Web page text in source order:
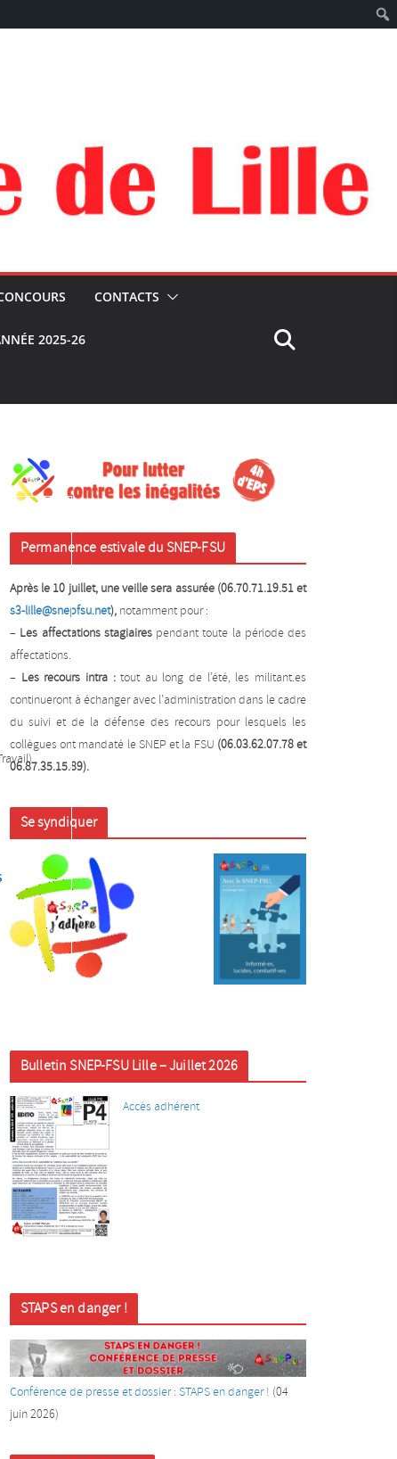
CONTACTS
2025-26
Permanence estivale du SNEP-FSU
Après le 10 juillet, une veille sera assurée (06.70.71.19.51 et
s3-lille@snepfsu.net), notamment pour :
– Les affectations stagiairespendant toute la période des
affectations.
– Les recours intra :tout au long de l’été, les militant.es
continueront à échanger avec l’administration dans le cadre
du suivi et de la défense des recours pour lesquels les
collègues ont mandaté le SNEP et la FSU (06.03.62.07.78 et
06.87.35.15.89).
Se syndiquer
Bulletin SNEP-FSU Lille – Juillet 2026
Accès adhérent
STAPS en danger !
Conférence de presse et dossier : STAPS en danger ! (04
juin2026)